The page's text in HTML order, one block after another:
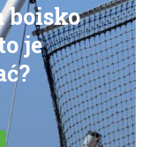
boisko
je